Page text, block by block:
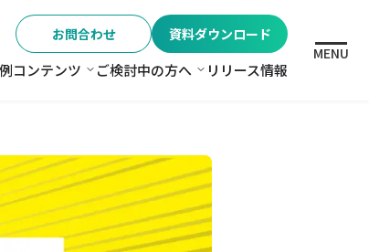
お問合わせ 資料ダウンロード
コンテンツ コンテンツ
ご検討中の方へ ご検討中の方へ
リリース情報
MENU